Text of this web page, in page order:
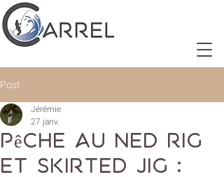
Post
pêche au Ned Rig
et Skirted Jig :
Jérémie
27 janv.